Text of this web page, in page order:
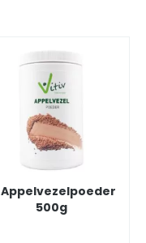
Appelvezelpoeder
500g